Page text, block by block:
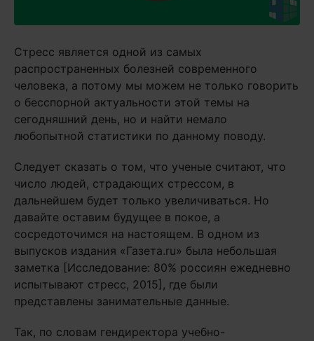
Стресс является одной из самых
распространенных болезней современного
человека, а потому мы можем не только говорить
о бесспорной актуальности этой темы на
сегодняшний день, но и найти немало
любопытной статистики по данному поводу.
Следует сказать о том, что ученые считают, что
число людей, страдающих стрессом, в
дальнейшем будет только увеличиваться. Но
давайте оставим будущее в покое, а
сосредоточимся на настоящем. В одном из
выпусков издания «Газета.ru» была небольшая
заметка [Исследование: 80% россиян ежедневно
испытывают стресс, 2015], где были
представлены занимательные данные.
Так, по словам гендиректора учебно-